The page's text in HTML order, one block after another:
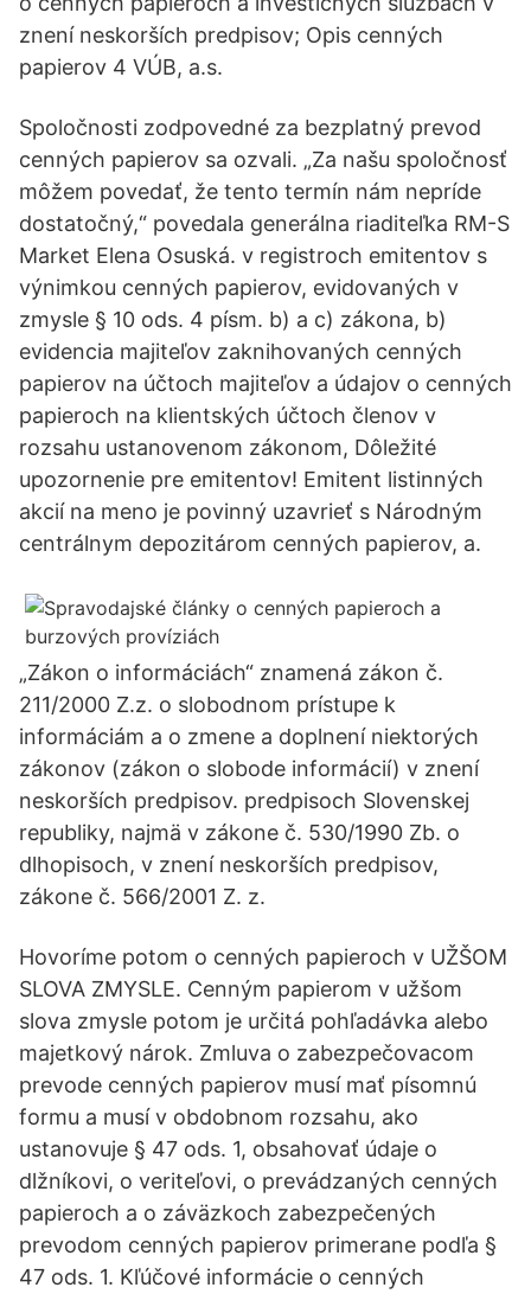
znení neskorších predpisov; Opis cenných
papierov 4 VÚB, a.s.
Spoločnosti zodpovedné za bezplatný prevod
cenných papierov sa ozvali. „Za našu spoločnosť
môžem povedať, že tento termín nám nepríde
dostatočný,“ povedala generálna riaditeľka RM-S
Market Elena Osuská. v registroch emitentov s
výnimkou cenných papierov, evidovaných v
zmysle § 10 ods. 4 písm. b) a c) zákona, b)
evidencia majiteľov zaknihovaných cenných
papierov na účtoch majiteľov a údajov o cenných
papieroch na klientských účtoch členov v
rozsahu ustanovenom zákonom, Dôležité
upozornenie pre emitentov! Emitent listinných
akcií na meno je povinný uzavrieť s Národným
centrálnym depozitárom cenných papierov, a.
„Zákon o informáciách“ znamená zákon č.
211/2000 Z.z. o slobodnom prístupe k
informáciám a o zmene a doplnení niektorých
zákonov (zákon o slobode informácií) v znení
neskorších predpisov. predpisoch Slovenskej
republiky, najmä v zákone č. 530/1990 Zb. o
dlhopisoch, v znení neskorších predpisov,
zákone č. 566/2001 Z. z.
Hovoríme potom o cenných papieroch v UŽŠOM
SLOVA ZMYSLE. Cenným papierom v užšom
slova zmysle potom je určitá pohľadávka alebo
majetkový nárok. Zmluva o zabezpečovacom
prevode cenných papierov musí mať písomnú
formu a musí v obdobnom rozsahu, ako
ustanovuje § 47 ods. 1, obsahovať údaje o
dlžníkovi, o veriteľovi, o prevádzaných cenných
papieroch a o záväzkoch zabezpečených
prevodom cenných papierov primerane podľa §
47 ods. 1. Kľúčové informácie o cenných